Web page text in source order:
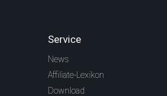
Service
News
Affiliate-Lexikon
Download